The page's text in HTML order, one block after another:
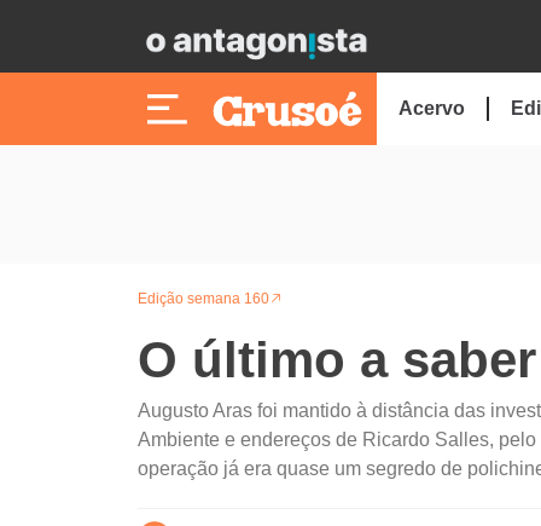
Acervo
Edição semana 160
O último a saber
Augusto Aras foi mantido à distância das
Ambiente e endereços de Ricardo Salles,
operação já era quase um segredo de